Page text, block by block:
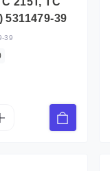
5311479-39
39